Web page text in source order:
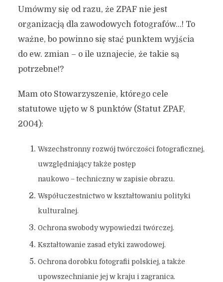
Umówmy się od razu, że ZPAF nie jest
organizacją dla zawodowych fotografów…! To
ważne, bo powinno się stać punktem wyjścia
do ew. zmian – o ile uznajecie, że takie są
potrzebne!?
Mam oto Stowarzyszenie, którego cele
statutowe ujęto w 8 punktów (Statut ZPAF,
2004):
Wszechstronny rozwój twórczości fotograficznej,
uwzględniający także postęp
naukowo – techniczny w zapisie obrazu.
Współuczestnictwo w kształtowaniu polityki
kulturalnej.
Ochrona swobody wypowiedzi twórczej.
Kształtowanie zasad etyki zawodowej.
Ochrona dorobku fotografii polskiej, a także
upowszechnianie jej w kraju i zagranica.